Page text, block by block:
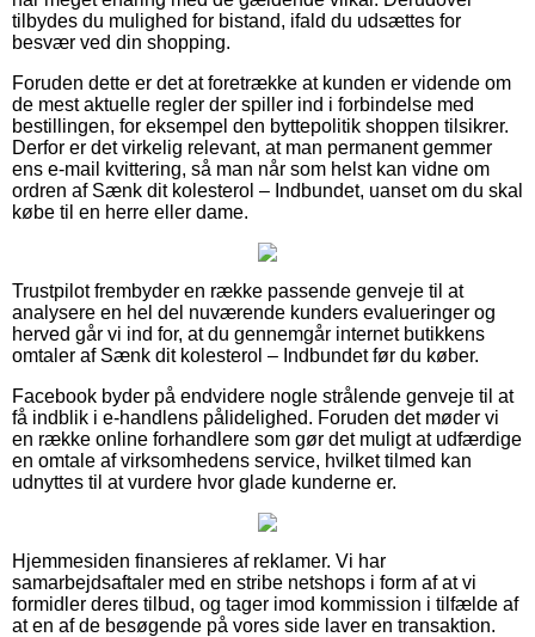
tilbydes du mulighed for bistand, ifald du udsættes for
besvær ved din shopping.
Foruden dette er det at foretrække at kunden er vidende om
de mest aktuelle regler der spiller ind i forbindelse med
bestillingen, for eksempel den byttepolitik shoppen tilsikrer.
Derfor er det virkelig relevant, at man permanent gemmer
ens e-mail kvittering, så man når som helst kan vidne om
ordren af Sænk dit kolesterol – Indbundet, uanset om du skal
købe til en herre eller dame.
Trustpilot frembyder en række passende genveje til at
analysere en hel del nuværende kunders evalueringer og
herved går vi ind for, at du gennemgår internet butikkens
omtaler af Sænk dit kolesterol – Indbundet før du køber.
Facebook byder på endvidere nogle strålende genveje til at
få indblik i e-handlens pålidelighed. Foruden det møder vi
en række online forhandlere som gør det muligt at udfærdige
en omtale af virksomhedens service, hvilket tilmed kan
udnyttes til at vurdere hvor glade kunderne er.
Hjemmesiden finansieres af reklamer. Vi har
samarbejdsaftaler med en stribe netshops i form af at vi
formidler deres tilbud, og tager imod kommission i tilfælde af
at en af de besøgende på vores side laver en transaktion.